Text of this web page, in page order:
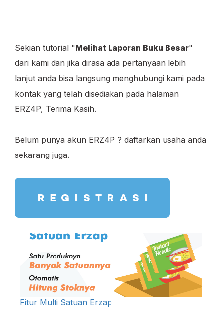
Sekian tutorial "Melihat Laporan Buku Besar"
dari kami dan jika dirasa ada pertanyaan lebih
lanjut anda bisa langsung menghubungi kami pada
kontak yang telah disediakan pada halaman
ERZ4P, Terima Kasih.
Belum punya akun ERZ4P ? daftarkan usaha anda
sekarang juga.
Fitur Multi Satuan Erzap